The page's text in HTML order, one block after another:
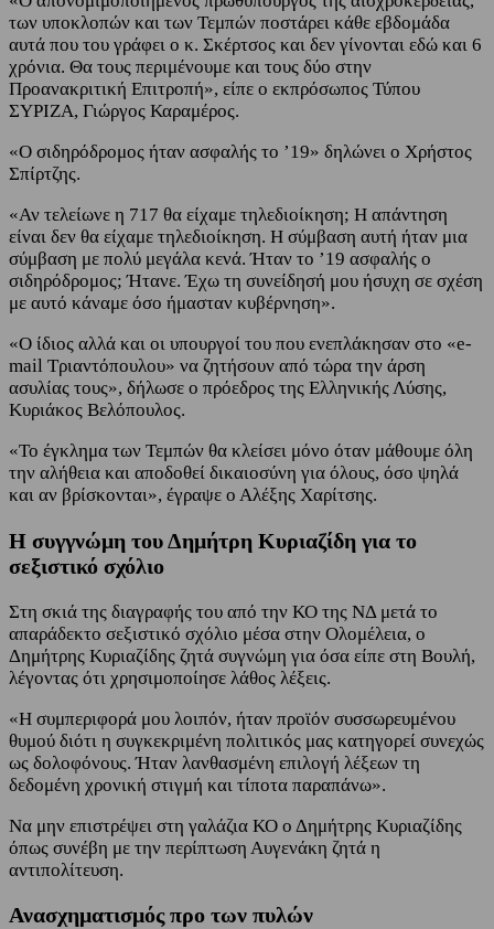
των υποκλοπών και των Τεμπών ποστάρει κάθε εβδομάδα
αυτά που του γράφει ο κ. Σκέρτσος και δεν γίνονται εδώ και 6
χρόνια. Θα τους περιμένουμε και τους δύο στην
Προανακριτική Επιτροπή», είπε ο εκπρόσωπος Τύπου
ΣΥΡΙΖΑ, Γιώργος Καραμέρος.
«Ο σιδηρόδρομος ήταν ασφαλής το ’19» δηλώνει ο Χρήστος
Σπίρτζης.
«Αν τελείωνε η 717 θα είχαμε τηλεδιοίκηση; Η απάντηση
είναι δεν θα είχαμε τηλεδιοίκηση. Η σύμβαση αυτή ήταν μια
σύμβαση με πολύ μεγάλα κενά. Ήταν το ’19 ασφαλής ο
σιδηρόδρομος; Ήτανε. Έχω τη συνείδησή μου ήσυχη σε σχέση
με αυτό κάναμε όσο ήμασταν κυβέρνηση».
«Ο ίδιος αλλά και οι υπουργοί του που ενεπλάκησαν στο «e-
mail Τριαντόπουλου» να ζητήσουν από τώρα την άρση
ασυλίας τους», δήλωσε ο πρόεδρος της Ελληνικής Λύσης,
Κυριάκος Βελόπουλος.
«Το έγκλημα των Τεμπών θα κλείσει μόνο όταν μάθουμε όλη
την αλήθεια και αποδοθεί δικαιοσύνη για όλους, όσο ψηλά
και αν βρίσκονται», έγραψε ο Αλέξης Χαρίτσης.
Η συγγνώμη του Δημήτρη Κυριαζίδη για το
σεξιστικό σχόλιο
Στη σκιά της διαγραφής του από την ΚΟ της ΝΔ μετά το
απαράδεκτο σεξιστικό σχόλιο μέσα στην Ολομέλεια, ο
Δημήτρης Κυριαζίδης ζητά συγνώμη για όσα είπε στη Βουλή,
λέγοντας ότι χρησιμοποίησε λάθος λέξεις.
«Η συμπεριφορά μου λοιπόν, ήταν προϊόν συσσωρευμένου
θυμού διότι η συγκεκριμένη πολιτικός μας κατηγορεί συνεχώς
ως δολοφόνους. Ήταν λανθασμένη επιλογή λέξεων τη
δεδομένη χρονική στιγμή και τίποτα παραπάνω».
Να μην επιστρέψει στη γαλάζια ΚΟ ο Δημήτρης Κυριαζίδης
όπως συνέβη με την περίπτωση Αυγενάκη ζητά η
αντιπολίτευση.
Ανασχηματισμός προ των πυλών